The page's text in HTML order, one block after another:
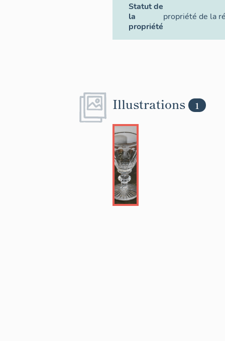
Statut de
la
propriété
propriété de la
Illustrations 1